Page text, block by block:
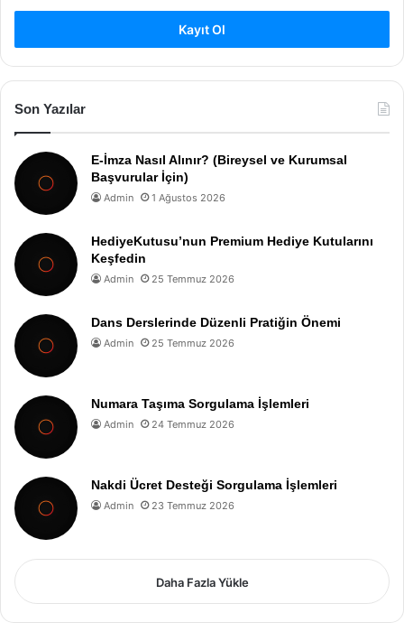
Kayıt Ol
Son Yazılar
E-İmza Nasıl Alınır? (Bireysel ve Kurumsal
Başvurular İçin)
Admin 1 Ağustos 2026
HediyeKutusu’nun Premium Hediye Kutularını
Keşfedin
Admin 25 Temmuz 2026
Dans Derslerinde Düzenli Pratiğin Önemi
Admin 25 Temmuz 2026
Numara Taşıma Sorgulama İşlemleri
Admin 24 Temmuz 2026
Nakdi Ücret Desteği Sorgulama İşlemleri
Admin 23 Temmuz 2026
Daha Fazla Yükle